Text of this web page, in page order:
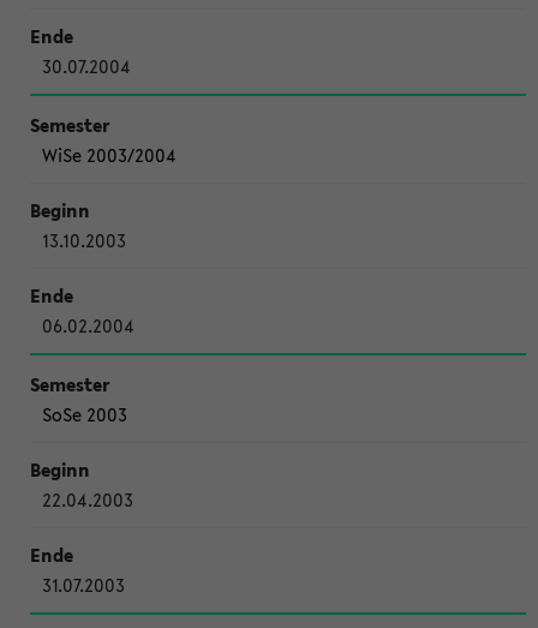
30.07.2004
WiSe 2003/2004
13.10.2003
06.02.2004
SoSe 2003
22.04.2003
31.07.2003